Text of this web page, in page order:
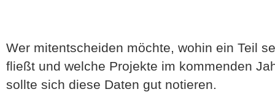
Wer mitentscheiden möchte, wohin ein Teil
fließt und welche Projekte im kommenden
sollte sich diese Daten gut notieren.